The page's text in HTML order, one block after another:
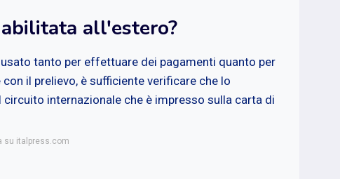
all'estero?
tanto per effettuare dei pagamenti quanto per
il prelievo, è sufficiente verificare che lo
internazionale che è impresso sulla carta di
su italpress.com